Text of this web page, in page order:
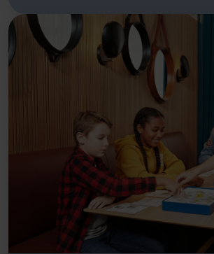
langen Nacht keine Lust haben,
und Obstspieße zu schneiden (weitere
finden Sie am Ende der Seite). Mit anderen Worten -
hier ist Platz für alle! Wir haben Hochstühle,
kinderfreundliche Speisen und
Wickelmöglichkeiten. Und wenn Sie
oder Fläschchen erwärmen müssen,
dabei helfen. Sie dürfen Ihr Baby gerne
gibt Platz, um den Kinderwagen
beiden Eingängen - von der Straße
gibt es Rampen.